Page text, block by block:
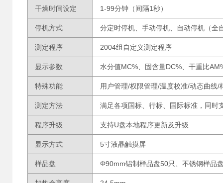
干燥时间设定 1-99分钟（间隔1秒）
停机方式 分定时停机、手动停机、自动停机（全
测定程序 2004组自定义测定程序
显示参数 水分值MC%、固含量DC%、干重比
特殊功能 用户管理/权限管理/温度校准/动态曲线/
测定方法 满足各项国标、行标、国际标准，同时
程序升级 支持U盘本地程序更新及升级
显示方式 5寸液晶触摸屏
样品盘 Φ90mm铝制样品盘50只、不锈钢样品